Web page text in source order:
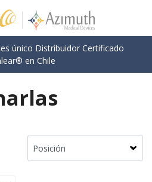
único Distribuidor Certificado
en Chile